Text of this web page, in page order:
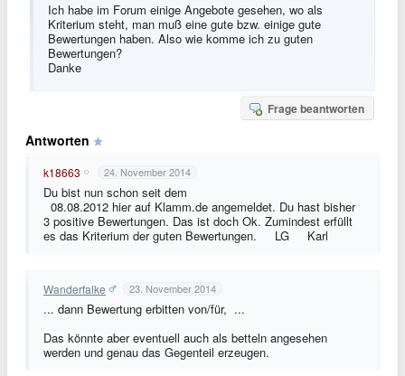
Ich habe im Forum einige Angebote gesehen, wo als
Kriterium steht, man muß eine gute bzw. einige gute
Bewertungen haben. Also wie komme ich zu guten
Bewertungen?
Danke
Frage beantworten
Antworten
k18663 24. November 2014
Du bist nun schon seit dem
08.08.2012 hier auf Klamm.de angemeldet. Du hast bisher
3 positive Bewertungen. Das ist doch Ok. Zumindest erfüllt
es das Kriterium der guten Bewertungen.
LG Karl
Wanderfalke 23. November 2014
... dann Bewertung erbitten von/für, ...
Das könnte aber eventuell auch als betteln angesehen
werden und genau das Gegenteil erzeugen.